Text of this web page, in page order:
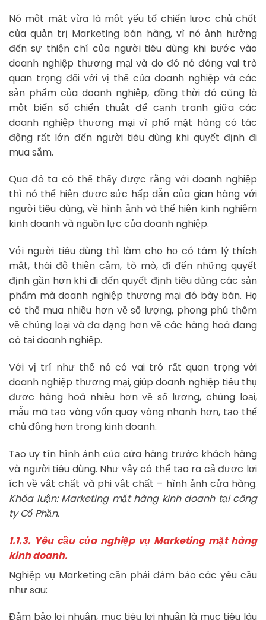
Nó một mặt vừa là một yếu tố chiến lược chủ chốt
của quản trị Marketing bán hàng, vì nó ảnh hưởng
đến sự thiện chí của người tiêu dùng khi bước vào
doanh nghiệp thương mại và do đó nó đóng vai trò
quan trọng đối với vị thế của doanh nghiệp và các
sản phẩm của doanh nghiệp, đồng thời đó cũng là
một biến số chiến thuật để cạnh tranh giữa các
doanh nghiệp thương mại vì phổ mặt hàng có tác
động rất lớn đến người tiêu dùng khi quyết định đi
mua sắm.
Qua đó ta có thể thấy được rằng với doanh nghiệp
thì nó thể hiện được sức hấp dẫn của gian hàng với
người tiêu dùng, về hình ảnh và thể hiện kinh nghiệm
kinh doanh và nguồn lực của doanh nghiệp.
Với người tiêu dùng thì làm cho họ có tâm lý thích
mắt, thái độ thiện cảm, tò mò, đi đến những quyết
định gần hơn khi đi đến quyết định tiêu dùng các sản
phẩm mà doanh nghiệp thương mại đó bày bán. Họ
có thể mua nhiều hơn về số lượng, phong phú thêm
về chủng loại và đa dạng hơn về các hàng hoá đang
có tại doanh nghiệp.
Với vị trí như thế nó có vai tró rất quan trọng với
doanh nghiệp thương mại, giúp doanh nghiệp tiêu thụ
được hàng hoá nhiều hơn về số lượng, chủng loại,
mẫu mã tạo vòng vốn quay vòng nhanh hơn, tạo thế
chủ động hơn trong kinh doanh.
Tạo uy tín hình ảnh của cửa hàng trước khách hàng
và người tiêu dùng. Như vậy có thể tạo ra cả được lợi
ích về vật chất và phi vật chất – hình ảnh cửa hàng.
Khóa luận: Marketing mặt hàng kinh doanh tại công
ty Cổ Phần.
1.1.3. Yêu cầu của nghiệp vụ Marketing mặt hàng
kinh doanh.
Nghiệp vụ Marketing cần phải đảm bảo các yêu cầu
như sau:
Đảm bảo lợi nhuận, mục tiêu lợi nhuận là mục tiêu lâu